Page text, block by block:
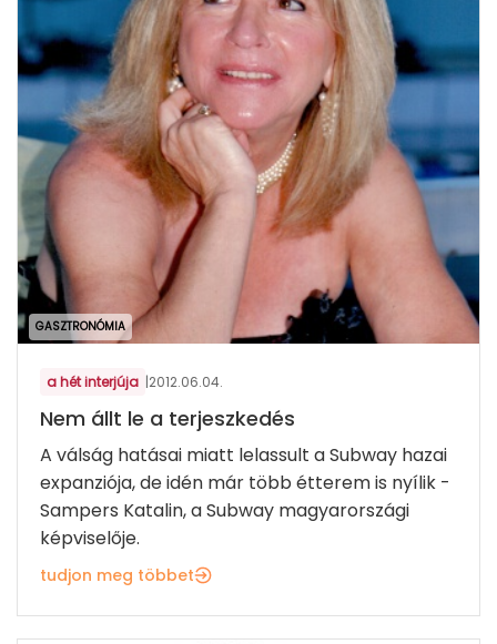
GASZTRONÓMIA
a hét interjúja |2012.06.04.
Nem állt le a terjeszkedés
A válság hatásai miatt lelassult a Subway hazai
expanziója, de idén már több étterem is nyílik -
Sampers Katalin, a Subway magyarországi
képviselője.
tudjon meg többet